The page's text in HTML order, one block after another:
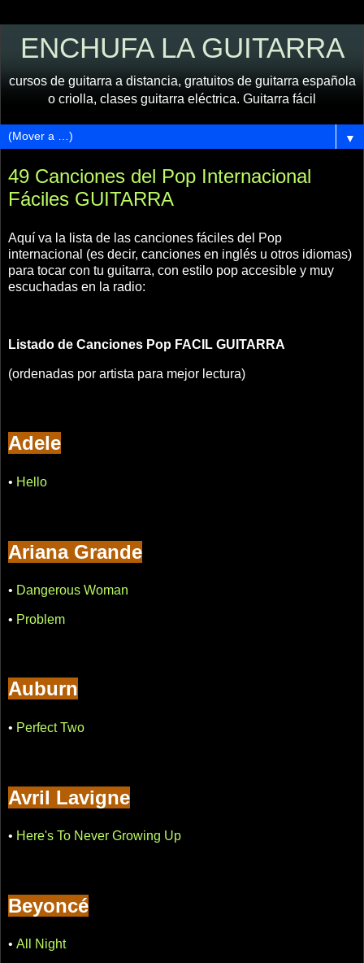
ENCHUFA LA GUITARRA
cursos de guitarra a distancia, gratuitos de guitarra española
o criolla, clases guitarra eléctrica. Guitarra fácil
▼
49 Canciones del Pop Internacional
Fáciles GUITARRA
Aquí va la lista de las canciones fáciles del Pop
internacional (es decir, canciones en inglés u otros idiomas)
para tocar con tu guitarra, con estilo pop accesible y muy
escuchadas en la radio:
Listado de Canciones Pop FACIL GUITARRA
(ordenadas por artista para mejor lectura)
Adele
• Hello
Ariana Grande
• Dangerous Woman
• Problem
Auburn
• Perfect Two
Avril Lavigne
• Here's To Never Growing Up
Beyoncé
• All Night